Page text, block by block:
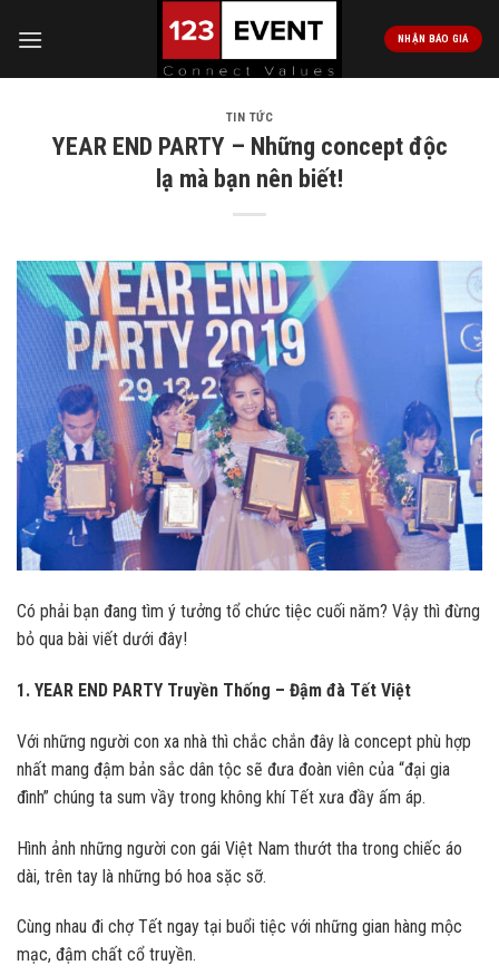
NHẬN BÁO GIÁ
TIN TỨC
YEAR END PARTY – Những concept độc
lạ mà bạn nên biết!
Có phải bạn đang tìm ý tưởng tổ chức tiệc cuối năm? Vậy thì đừng
bỏ qua bài viết dưới đây!
1. YEAR END PARTY Truyền Thống – Đậm đà Tết Việt
Với những người con xa nhà thì chắc chắn đây là concept phù hợp
nhất mang đậm bản sắc dân tộc sẽ đưa đoàn viên của “đại gia
đình” chúng ta sum vầy trong không khí Tết xưa đầy ấm áp.
Hình ảnh những người con gái Việt Nam thướt tha trong chiếc áo
dài, trên tay là những bó hoa sặc sỡ.
Cùng nhau đi chợ Tết ngay tại buổi tiệc với những gian hàng mộc
mạc, đậm chất cổ truyền.